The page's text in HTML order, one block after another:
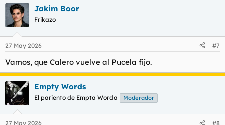
Jakim Boor
Frikazo
27 May 2026 #7
Vamos, que Calero vuelve al Pucela fijo.
Empty Words
El pariento de Empta Worda Moderador
27 May 2026 #8